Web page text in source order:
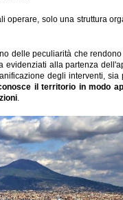
operare, solo una struttura
delle peculiarità che
evidenziati alla partenza
degli interventi, sia
il territorio in modo
.